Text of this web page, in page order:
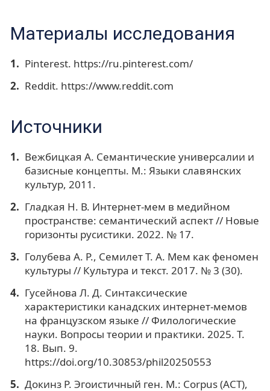
Материалы исследования
Pinterest. https://ru.pinterest.com/
Reddit. https://www.reddit.com
Источники
Вежбицкая А. Семантические универсалии и
базисные концепты. М.: Языки славянских
культур, 2011.
Гладкая Н. В. Интернет-мем в медийном
пространстве: семантический аспект // Новые
горизонты русистики. 2022. № 17.
Голубева А. Р., Семилет Т. А. Мем как феномен
культуры // Культура и текст. 2017. № 3 (30).
Гусейнова Л. Д. Синтаксические
характеристики канадских интернет-мемов
на французском языке // Филологические
науки. Вопросы теории и практики. 2025. Т.
18. Вып. 9.
https://doi.org/10.30853/phil20250553
Докинз Р. Эгоистичный ген. М.: Corpus (ACT),